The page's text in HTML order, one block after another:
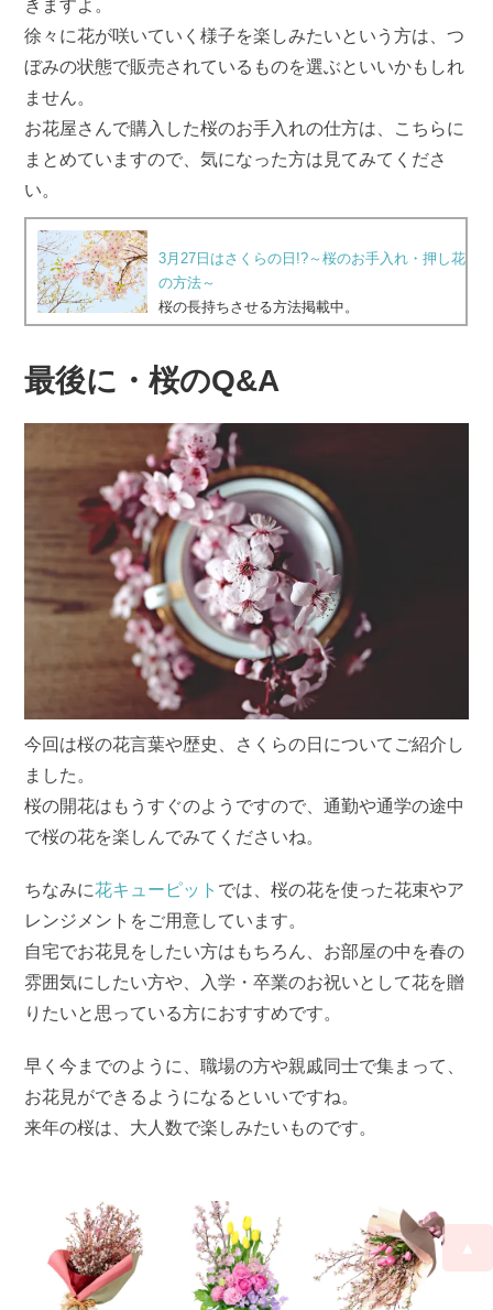
きますよ。
徐々に花が咲いていく様子を楽しみたいという方は、つ
ぼみの状態で販売されているものを選ぶといいかもしれ
ません。
お花屋さんで購入した桜のお手入れの仕方は、こちらに
まとめていますので、気になった方は見てみてくださ
い。
3月27日はさくらの日!?～桜のお手入れ・押し花
の方法～
桜の長持ちさせる方法掲載中。
最後に・桜のQ&A
今回は桜の花言葉や歴史、さくらの日についてご紹介し
ました。
桜の開花はもうすぐのようですので、通勤や通学の途中
で桜の花を楽しんでみてくださいね。
ちなみに花キューピット では、桜の花を使った花束やア
レンジメントをご用意しています。
自宅でお花見をしたい方はもちろん、お部屋の中を春の
雰囲気にしたい方や、入学・卒業のお祝いとして花を贈
りたいと思っている方におすすめです。
早く今までのように、職場の方や親戚同士で集まって、
お花見ができるようになるといいですね。
来年の桜は、大人数で楽しみたいものです。